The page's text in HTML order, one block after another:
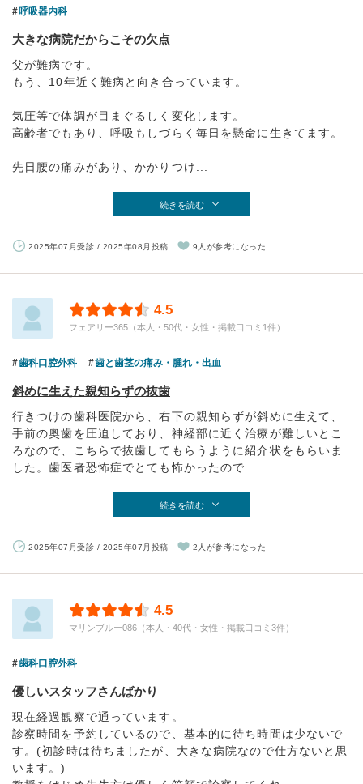
呼吸器内科
大きな病院だからこその欠点
父が難病です。
もう、10年近く難病と向き合っています。
気圧等で体調が目まぐるしく変化します。
高齢者でもあり、呼吸もしづらく毎日を懸命に生きてます。
先日腰の痛みがあり、かかりつけ...
続きを読む
2025年07月受診 / 2025年08月投稿 9人が参考になった
4.5
フェアリー365（本人・50代・女性・掲載口コミ1件）
歯科口腔外科 歯と歯茎の痛み・腫れ・出血
斜めに生えた親知らずの抜歯
行きつけの歯科医院から、右下の親知らずが斜めに生えて、
手前の奥歯を圧迫しており、神経部に近く治療が難しいとこ
ろなので、こちらで抜歯してもらうように紹介状をもらいま
した。歯医者恐怖症でとても怖かったので...
続きを読む
2025年07月受診 / 2025年07月投稿 2人が参考になった
4.5
マリンブルー086（本人・40代・女性・掲載口コミ3件）
歯科口腔外科
優しいスタッフさんばかり
現在経過観察で通っています。
診察時間を予約しているので、基本的に待ち時間は少ないで
す。(初診時は待ちましたが、大きな病院なので仕方ないと思
います。)